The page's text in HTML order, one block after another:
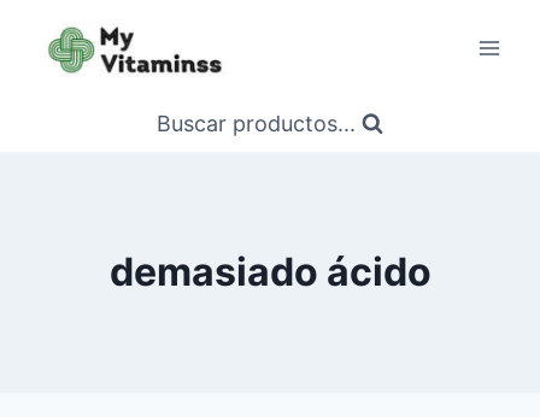
contenido
Buscar productos...
demasiado ácido